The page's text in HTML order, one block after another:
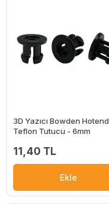
3D Yazıcı Bowden Hotend
Teflon Tutucu - 6mm
11,40 TL
Ekle